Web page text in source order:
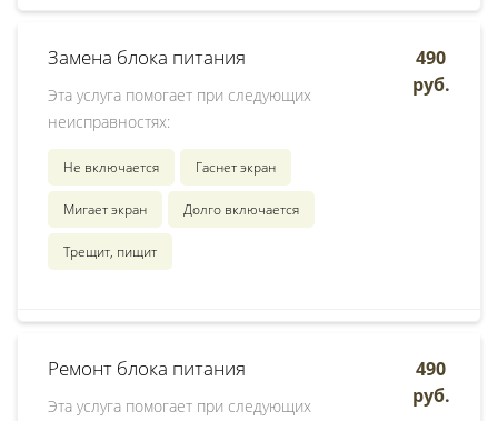
Замена блока питания
Эта услуга помогает при следующих
неисправностях:
Не включается Гаснет экран
Мигает экран Долго включается
Трещит, пищит
490
руб.
Ремонт блока питания
Эта услуга помогает при следующих
490
руб.